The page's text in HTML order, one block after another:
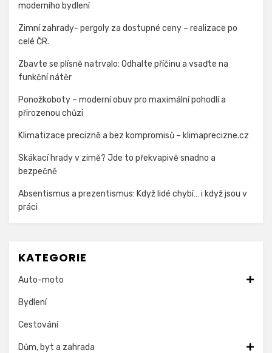
moderního bydlení
Zimní zahrady- pergoly za dostupné ceny – realizace po
celé ČR.
Zbavte se plísně natrvalo: Odhalte příčinu a vsaďte na
funkční nátěr
Ponožkoboty – moderní obuv pro maximální pohodlí a
přirozenou chůzi
Klimatizace precizně a bez kompromisů – klimaprecizne.cz
Skákací hrady v zimě? Jde to překvapivě snadno a
bezpečně
Absentismus a prezentismus: Když lidé chybí… i když jsou v
práci
KATEGORIE
Auto-moto
Bydlení
Cestování
Dům, byt a zahrada